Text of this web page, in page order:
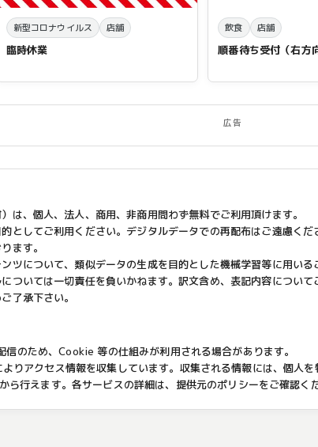
新型コロナウイルス 店舗
臨時休業
飲食 店舗
順番待ち受付（右方
広告
は、個人、法人、商用、非商用問わず無料でご利用頂けます。
としてご利用ください。デジタルデータでの再配布はご遠慮くだ
ます。
ツについて、類似データの生成を目的とした機械学習等に用いる
ついては一切責任を負いかねます。訳文含め、表記内容について
了承下さい。
のため、Cookie 等の仕組みが利用される場合があります。
アクセス情報を収集しています。収集される情報には、個人を
行えます。各サービスの詳細は、提供元のポリシーをご確認くだ